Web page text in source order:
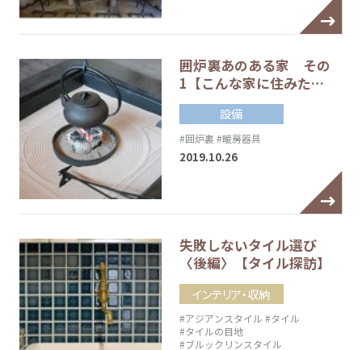
囲炉裏あのある家 その
1【こんな家に住みた…
設備
#囲炉裏 #暖房器具
2019.10.26
失敗しないタイル選び
〈後編〉【タイル探訪】
インテリア・収納
#アジアンスタイル #タイル
#タイルの目地
#ブルックリンスタイル